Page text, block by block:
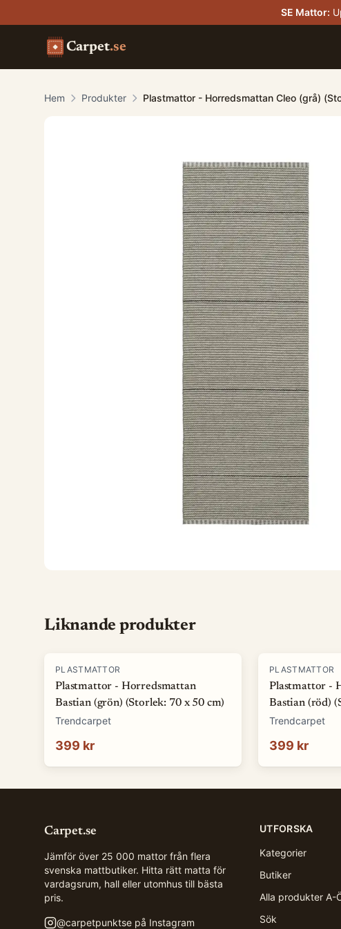
SE Mattor:
Carpet.se
Hem Produkter Plastmattor - Horredsmattan Cleo (grå)
Liknande produkter
PLASTMATTOR
Plastmattor - Horredsmattan
Bastian (grön) (Storlek: 70 x 50 cm)
Trendcarpet
399 kr
PLASTMATTOR
Plastmattor -
Bastian (röd)
Trendcarpet
399 kr
Carpet.se
Jämför över 25 000 mattor från flera
svenska mattbutiker. Hitta rätt matta för
vardagsrum, hall eller utomhus till bästa
pris.
@carpetpunktse på Instagram
UTFORSKA
Kategorier
Butiker
Alla produkter A-
Sök